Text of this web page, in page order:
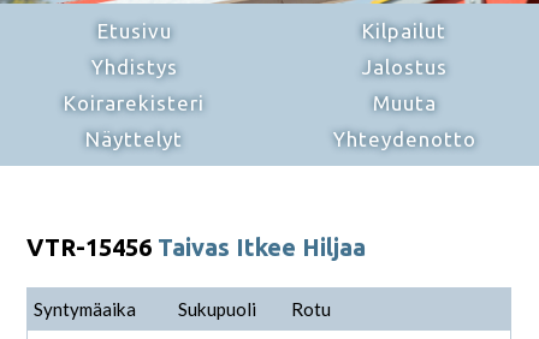
Etusivu
Yhdistys
Koirarekisteri
Näyttelyt
Kilpailut
Jalostus
Muuta
Yhteydenotto
VTR-15456 Taivas Itkee Hiljaa
Syntymäaika Sukupuoli
Rotu